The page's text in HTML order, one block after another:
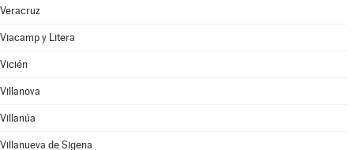
Veracruz
Viacamp y Litera
Vicién
Villanova
Villanúa
Villanueva de Sigena